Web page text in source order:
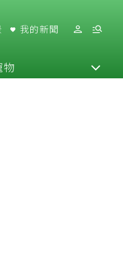
我的新聞
物